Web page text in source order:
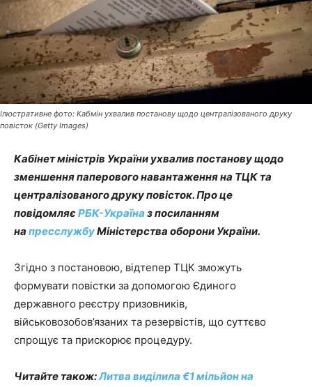
Ілюстративне фото: Кабмін ухвалив постанову щодо централізованого друку
повісток (Getty Images)
Кабінет міністрів України ухвалив постанову щодо
зменшення паперового навантаження на ТЦК та
централізованого друку повісток. Про це
повідомляєРБК-Україна з посиланням
на пресслужбуМіністерства оборони України.
Згідно з постановою, відтепер ТЦК зможуть
формувати повістки за допомогою Єдиного
державного реєстру призовників,
військовозобов’язаних та резервістів, що суттєво
спрощує та прискорює процедуру.
Читайте також:Литва виділила €1 мільйон на